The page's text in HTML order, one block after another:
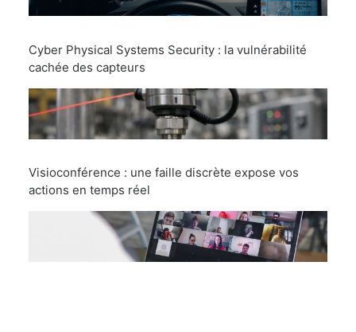
Cyber Physical Systems Security : la vulnérabilité
cachée des capteurs
Visioconférence : une faille discrète expose vos
actions en temps réel